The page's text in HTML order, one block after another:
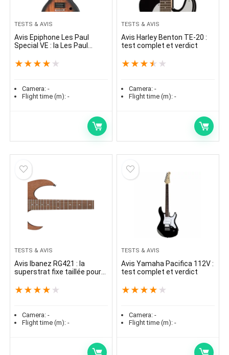
TESTS & AVIS
Avis Epiphone Les Paul
Special VE : la Les Paul
★ ★ ★ ★ ★
Camera: -
Flight time (m): -
TESTS & AVIS
Avis Harley Benton TE-20 :
test complet et verdict
★ ★ ★ ★ ★
Camera: -
Flight time (m): -
TESTS & AVIS
Avis Ibanez RG421 : la
superstrat fixe taillée pour
★ ★ ★ ★ ★
Camera: -
Flight time (m): -
TESTS & AVIS
Avis Yamaha Pacifica 112V :
test complet et verdict
★ ★ ★ ★ ★
Camera: -
Flight time (m): -